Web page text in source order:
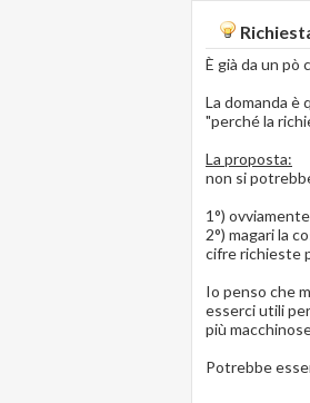
È già da un pò
La domanda è
"perché la
La proposta:
non si
1°)
2°) magari la
cifre richieste
Io penso che
esserci utili
più
Potrebbe